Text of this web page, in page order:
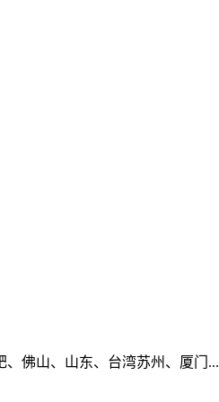
佛山、山东、台湾苏州、厦门...